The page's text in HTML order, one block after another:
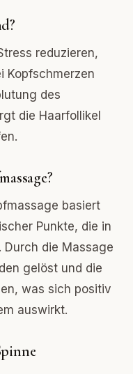
reduzieren,
Kopfschmerzen
des
die Haarfollikel
basiert
Punkte, die in
Durch die Massage
gelöst und die
was sich positiv
auswirkt.